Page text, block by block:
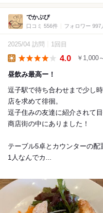
でかぶぴ
口コミ 556件 フォロワー 997
2025/04 訪問 1回目
4.0 ￥1,000
昼飲み最高ー！
逗子駅で待ち合わせまで少し
店を求めて徘徊。
逗子住みの友達に紹介されて目
商店街の中にありました！
テーブル5卓とカウンターの配
1人なんでカ...